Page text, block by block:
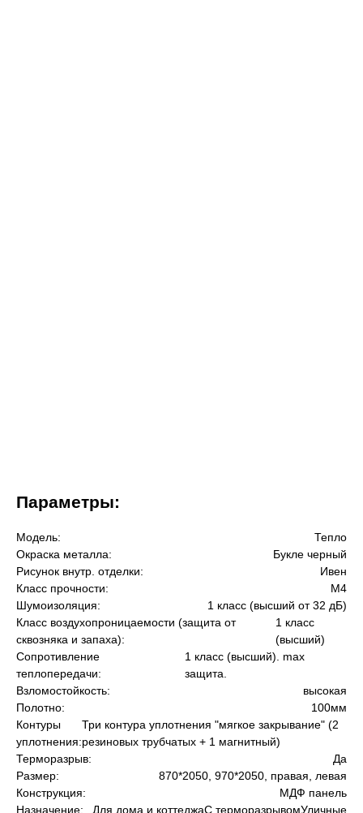
Параметры:
Модель:
Тепло
Окраска металла:
Букле черный
Рисунок внутр. отделки:
Ивен
Класс прочности:
М4
Шумоизоляция:
1 класс (высший от 32 дБ)
Класс воздухопроницаемости (защита от
сквозняка и запаха):
1 класс
(высший)
Сопротивление
теплопередачи:
1 класс (высший). max
защита.
Взломостойкость:
высокая
Полотно:
100мм
Контуры
уплотнения:
Три контура уплотнения "мягкое закрывание" (2
резиновых трубчатых + 1 магнитный)
Терморазрыв:
Да
Размер:
870*2050, 970*2050, правая, левая
Конструкция:
МДФ панель
Назначение:
Для дома и коттеджаС терморазрывомУличные